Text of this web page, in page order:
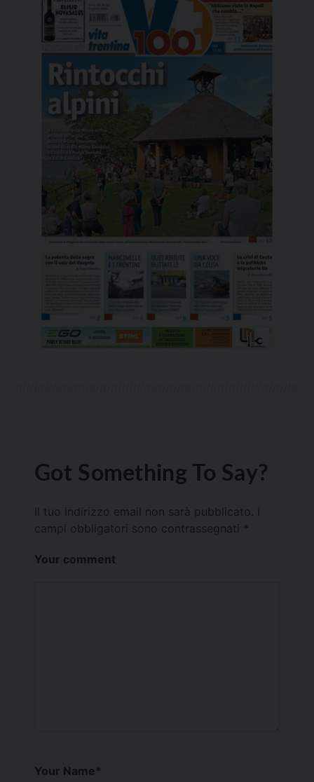
Got Something To Say?
Il tuo indirizzo email non sarà pubblicato.
campi obbligatori sono contrassegnati *
Your comment
Your Name*